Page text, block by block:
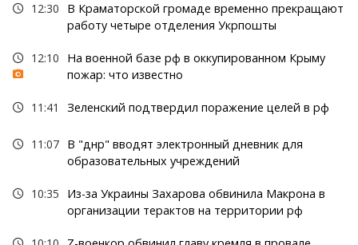
12:30
В Краматорской громаде временно прекращают
работу четыре отделения Укрпошты
12:10
На военной базе рф в оккупированном Крыму
пожар: что известно
11:41 Зеленский подтвердил поражение целей в рф
11:07 В "днр" вводят электронный дневник для
образовательных учреждений
10:35
Из-за Украины Захарова обвинила Макрона в
организации терактов на территории рф